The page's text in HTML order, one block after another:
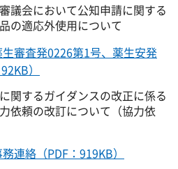
議会において公知申請に関する
の適応外使用について
審査発0226第1号、薬生安発
）
関するガイダンスの改正に係る
依頼の改訂について（協力依
連絡（PDF：919KB）